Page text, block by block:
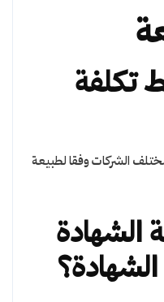
تكلفة
الشركات وفقا لطبيعة
الشهادة